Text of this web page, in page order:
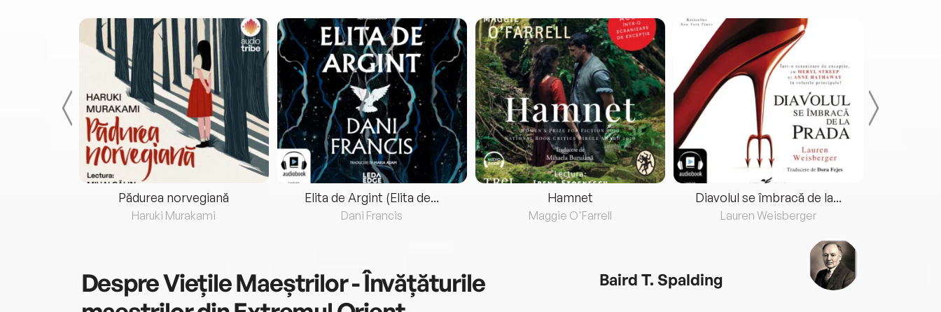
Pădurea norvegiană
Haruki Murakami
Elita de Argint (Elita de...
Dani Francis
Hamnet
Maggie O'Farrell
Diavolul se îmbracă de la...
Lauren Weisberger
DespreViețile Maeștrilor - Învățăturile
Baird T. Spalding